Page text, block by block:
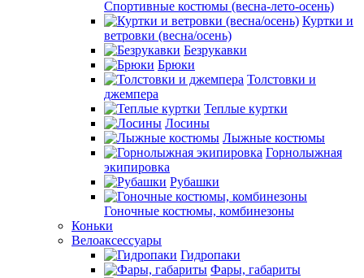
Спортивные костюмы (весна-лето-осень)
Куртки и
ветровки (весна/осень)
Безрукавки
Брюки
Толстовки и
джемпера
Теплые куртки
Лосины
Лыжные костюмы
Горнолыжная
экипировка
Рубашки
Гоночные костюмы, комбинезоны
Коньки
Велоаксессуары
Гидропаки
Фары, габариты